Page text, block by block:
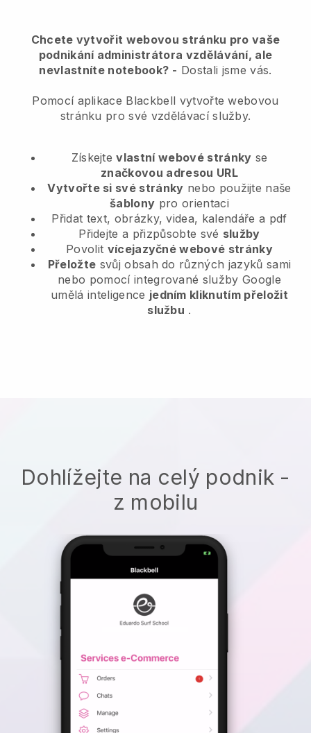
Chcete vytvořit webovou stránku pro vaše
podnikání administrátora vzdělávání, ale
nevlastníte notebook? - Dostali jsme vás.
Pomocí aplikace Blackbell vytvořte webovou
stránku pro své vzdělávací služby.
Získejtevlastní webové stránky se
značkovou adresou URL
Vytvořte si své stránky nebo použijte naše
šablony pro orientaci
Přidat text, obrázky, videa, kalendáře a pdf
Přidejte a přizpůsobte své služby
Povolit vícejazyčné webové stránky
Přeložte svůj obsah do různých jazyků sami
nebo pomocí integrované služby Google
umělá inteligence jedním kliknutím přeložit
službu .
Dohlížejte na celý podnik -
z mobilu